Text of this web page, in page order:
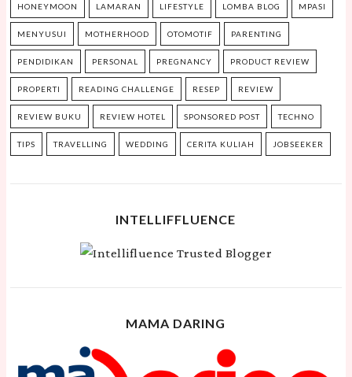
HONEYMOON LAMARAN LIFESTYLE LOMBA BLOG MPASI
MENYUSUI MOTHERHOOD OTOMOTIF PARENTING
PENDIDIKAN PERSONAL PREGNANCY PRODUCT REVIEW
PROPERTI READING CHALLENGE RESEP REVIEW
REVIEW BUKU REVIEW HOTEL SPONSORED POST TECHNO
TIPS TRAVELLING WEDDING CERITA KULIAH JOBSEEKER
INTELLIFFLUENCE
MAMA DARING